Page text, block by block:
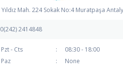
Yıldız Mah. 224 Sokak No:4 Muratpaşa
0(242) 2414848
Pzt - Cts :
08:30 - 18:00
Paz
: None